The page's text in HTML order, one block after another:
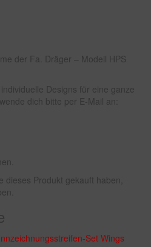
der Fa. Dräger – Modell HPS
Designs für eine ganze
dich bitte per E-Mail an:
Produkt gekauft haben,